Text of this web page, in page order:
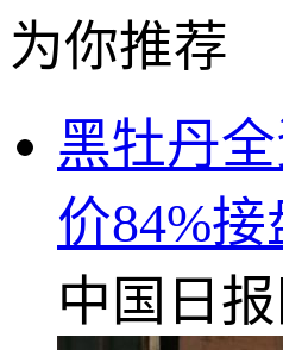
为你推荐
黑牡丹
价84%接
中国日报